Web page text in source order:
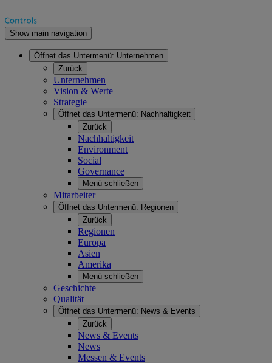
Show main navigation
Öffnet das Untermenü: Unternehmen
Zurück
Unternehmen
Vision & Werte
Strategie
Öffnet das Untermenü: Nachhaltigkeit
Zurück
Nachhaltigkeit
Environment
Social
Governance
Menü schließen
Mitarbeiter
Öffnet das Untermenü: Regionen
Zurück
Regionen
Europa
Asien
Amerika
Menü schließen
Geschichte
Qualität
Öffnet das Untermenü: News & Events
Zurück
News & Events
News
Messen & Events